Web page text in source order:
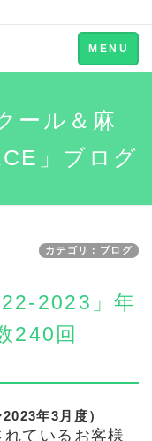
Toggle
navigation
MENU
ール＆麻
」ブログ
カテゴリ：ブログ
2023」年
240回
年3月度）
れているお客様